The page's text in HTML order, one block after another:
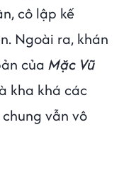
cô lập kế
Ngoài ra, khán
của Mặc Vũ
kha khá các
vẫn vô